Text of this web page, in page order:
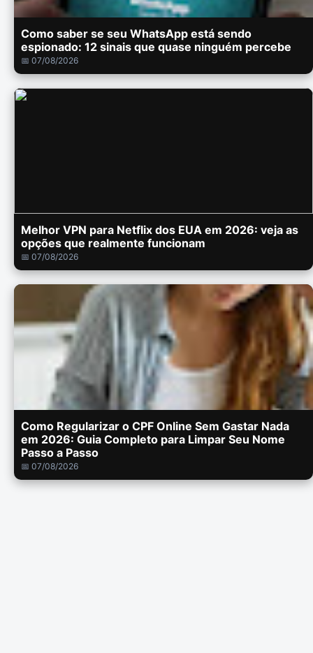
Como saber se seu WhatsApp está sendo
espionado: 12 sinais que quase ninguém percebe
📅 07/08/2026
Melhor VPN para Netflix dos EUA em 2026: veja as
opções que realmente funcionam
📅 07/08/2026
Como Regularizar o CPF Online Sem Gastar Nada
em 2026: Guia Completo para Limpar Seu Nome
Passo a Passo
📅 07/08/2026